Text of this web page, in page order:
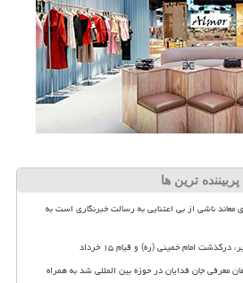
پربیننده ترین ها
معاند ناشی از بی اعتنایی به رسالت خبرنگاری است به
امام خمینی (ره) و قیام ۱۵ خرداد
معرفی جان فدایان در حوزه بین المللی شد به همراه